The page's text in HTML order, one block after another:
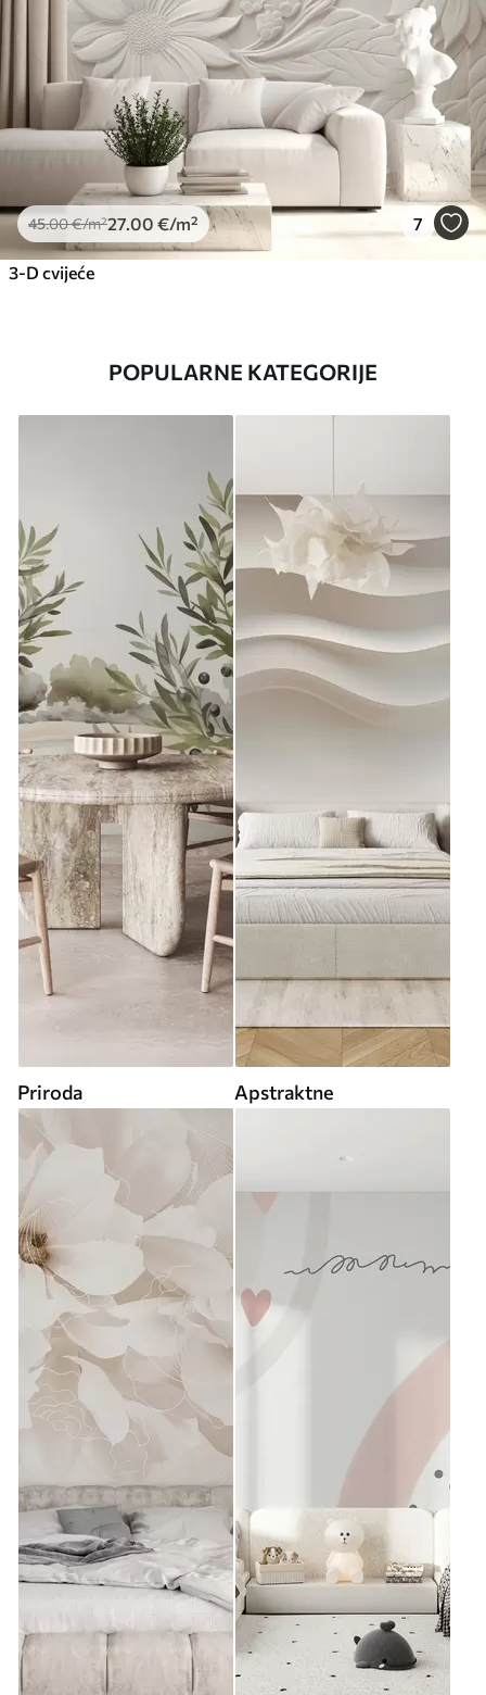
45.00€/m²27 .00 €/m² 7
3-D cvijeće
POPULARNE KATEGORIJE
Priroda Apstraktne